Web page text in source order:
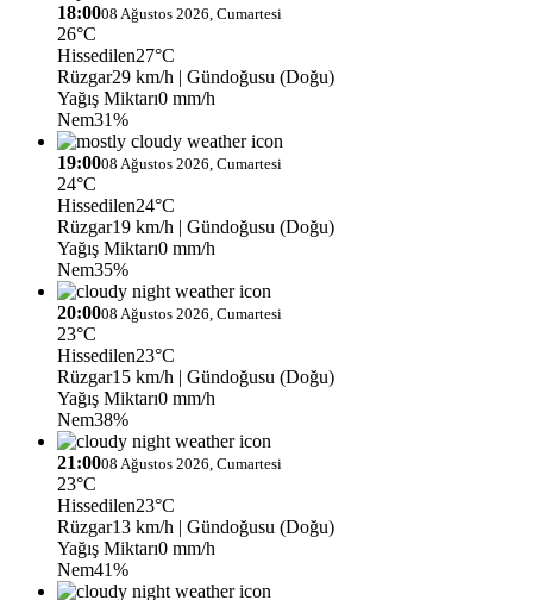
18:0008 Ağustos 2026, Cumartesi
26°C
Hissedilen27°C
Rüzgar29 km/h | Gündoğusu (Doğu)
Yağış Miktarı0 mm/h
Nem31%
19:0008 Ağustos 2026, Cumartesi
24°C
Hissedilen24°C
Rüzgar19 km/h | Gündoğusu (Doğu)
Yağış Miktarı0 mm/h
Nem35%
20:0008 Ağustos 2026, Cumartesi
23°C
Hissedilen23°C
Rüzgar15 km/h | Gündoğusu (Doğu)
Yağış Miktarı0 mm/h
Nem38%
21:0008 Ağustos 2026, Cumartesi
23°C
Hissedilen23°C
Rüzgar13 km/h | Gündoğusu (Doğu)
Yağış Miktarı0 mm/h
Nem41%